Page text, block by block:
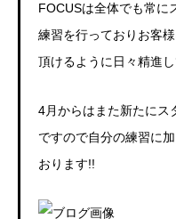
FOCUSは全体でも常に
練習を行っておりお客
頂けるように日々精進
4月からはまた新たにス
ですので自分の練習に
おります!!